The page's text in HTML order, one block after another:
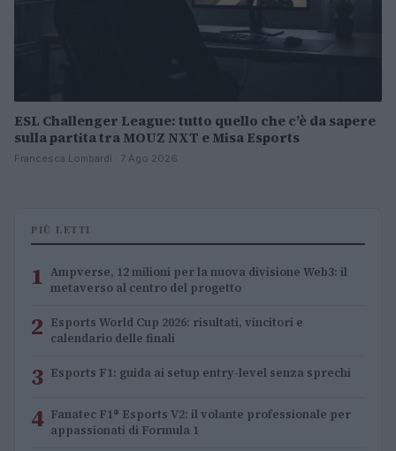
ESL Challenger League: tutto quello che c’è da sapere
sulla partita tra MOUZ NXT e Misa Esports
Francesca Lombardi · 7 Ago 2026
PIÙ LETTI
1 Ampverse, 12 milioni per la nuova divisione Web3: il
metaverso al centro del progetto
2 Esports World Cup 2026: risultati, vincitori e
calendario delle finali
3 Esports F1: guida ai setup entry-level senza sprechi
4 Fanatec F1® Esports V2: il volante professionale per
appassionati di Formula 1